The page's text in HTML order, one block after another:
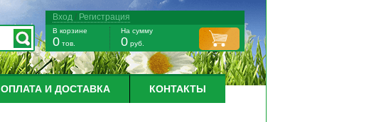
Вход / Регистрация
В корзине
0 тов.
На сумму
0 руб.
ОПЛАТА И ДОСТАВКА КОНТАКТЫ